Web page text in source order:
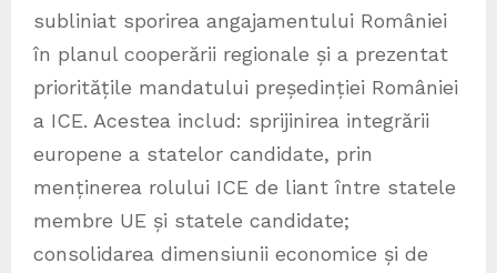
subliniat sporirea angajamentului României
în planul cooperării regionale și a prezentat
prioritățile mandatului președinției României
a ICE. Acestea includ: sprijinirea integrării
europene a statelor candidate, prin
menținerea rolului ICE de liant între statele
membre UE și statele candidate;
consolidarea dimensiunii economice și de